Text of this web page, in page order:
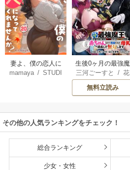
妻よ、僕の恋人に
なってくれません
mamaya /STUDI
生後0ヶ月の最強魔
王 食べるだけ強
くなるチート能力
持ち転生者だけど
雄たちの母乳で成
長して無双します
三河ごーすと /花
房雪/マップ
無料立読み
その他の人気ランキングをチェック！
総合ランキング
少女・女性